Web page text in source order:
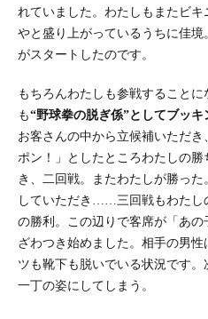
れていました。わたしもまたビ
やと盛り上がっているうちに佳
がスタートしたのです。
もちろんわたしも参戦すること
も“野球拳の脱ぎ係”としてブッキ
お客さんの中から立候補いただき
ポン！」としたところわたしの
き、二回戦。またわたしが勝っ
していただき……三回戦もわたし
の勝利。この辺りで客席が「あ
ざわつき始めました。相手の男
ツも靴下も脱いでいる状況です
一丁の姿にしてしまう。